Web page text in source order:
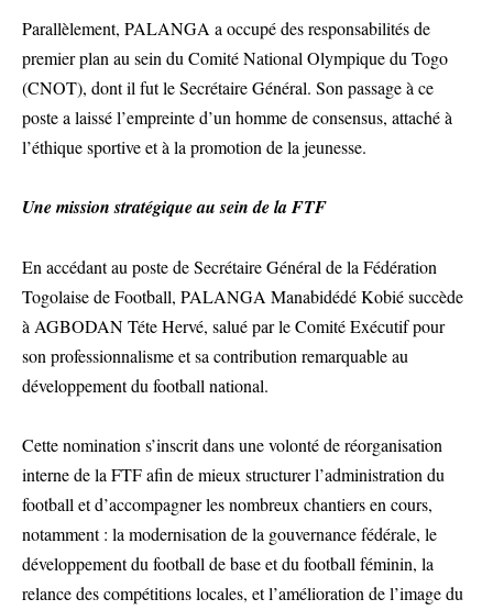
Parallèlement, PALANGA a occupé des responsabilités de
premier plan au sein du Comité National Olympique du Togo
(CNOT), dont il fut le Secrétaire Général. Son passage à ce
poste a laissé l’empreinte d’un homme de consensus, attaché à
l’éthique sportive et à la promotion de la jeunesse.
Une mission stratégique au sein de la FTF
En accédant au poste de Secrétaire Général de la Fédération
Togolaise de Football, PALANGA Manabidédé Kobié succède
à AGBODAN Téte Hervé, salué par le Comité Exécutif pour
son professionnalisme et sa contribution remarquable au
développement du football national.
Cette nomination s’inscrit dans une volonté de réorganisation
interne de la FTF afin de mieux structurer l’administration du
football et d’accompagner les nombreux chantiers en cours,
notamment : la modernisation de la gouvernance fédérale, le
développement du football de base et du football féminin, la
relance des compétitions locales, et l’amélioration de l’image du